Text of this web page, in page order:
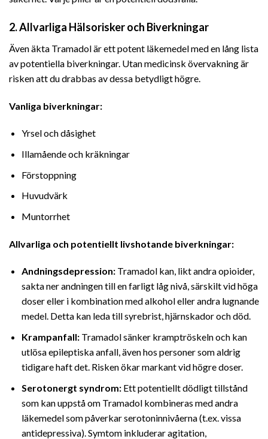
2. Allvarliga Hälsorisker och Biverkningar
Även äkta Tramadol är ett potent läkemedel med en lång lista
av potentiella biverkningar. Utan medicinsk övervakning är
risken att du drabbas av dessa betydligt högre.
Vanliga biverkningar:
Yrsel och dåsighet
Illamående och kräkningar
Förstoppning
Huvudvärk
Muntorrhet
Allvarliga och potentiellt livshotande biverkningar:
Andningsdepression:Tramadol kan, likt andra opioider,
sakta ner andningen till en farligt låg nivå, särskilt vid höga
doser eller i kombination med alkohol eller andra lugnande
medel. Detta kan leda till syrebrist, hjärnskador och död.
Krampanfall:Tramadol sänker kramptröskeln och kan
utlösa epileptiska anfall, även hos personer som aldrig
tidigare haft det. Risken ökar markant vid högre doser.
Serotonergt syndrom:Ett potentiellt dödligt tillstånd
som kan uppstå om Tramadol kombineras med andra
läkemedel som påverkar serotoninnivåerna (t.ex. vissa
antidepressiva). Symtom inkluderar agitation,